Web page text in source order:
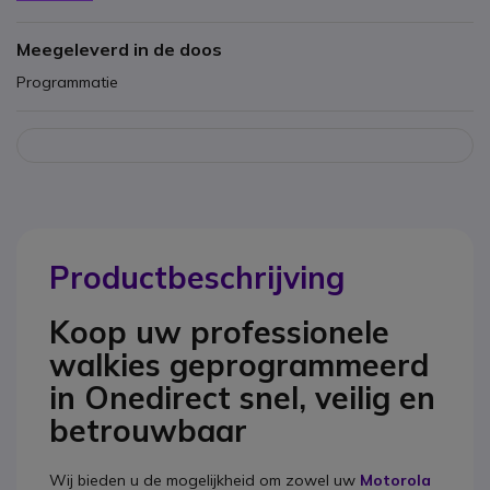
hoeveelheid.
Meegeleverd in de doos
Programmatie
Productbeschrijving
Koop uw professionele
walkies geprogrammeerd
in Onedirect snel, veilig en
betrouwbaar
Wij bieden u de mogelijkheid om zowel uw Motorola